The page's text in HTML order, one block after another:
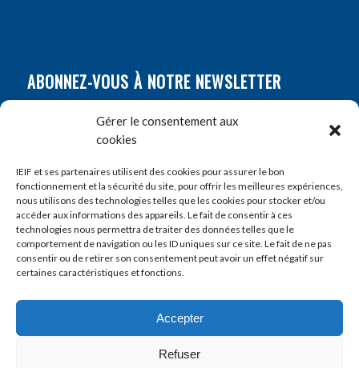
Gérer le consentement aux
cookies
IEIF et ses partenaires utilisent des cookies pour assurer le bon
fonctionnement et la sécurité du site, pour offrir les meilleures expériences,
nous utilisons des technologies telles que les cookies pour stocker et/ou
accéder aux informations des appareils. Le fait de consentir à ces
technologies nous permettra de traiter des données telles que le
comportement de navigation ou les ID uniques sur ce site. Le fait de ne pas
consentir ou de retirer son consentement peut avoir un effet négatif sur
certaines caractéristiques et fonctions.
Accepter
Refuser
ABONNEZ-VOUS À NOTRE NEWSLETTER
Prénom*
E-mail*